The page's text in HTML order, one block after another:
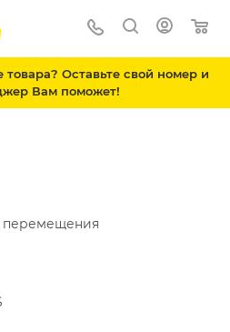
Оставьте свой номер и
Вам поможет!
перемещения